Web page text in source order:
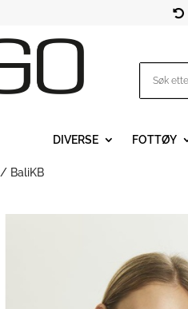

DIVERSE FOTTØY
/ BaliKB